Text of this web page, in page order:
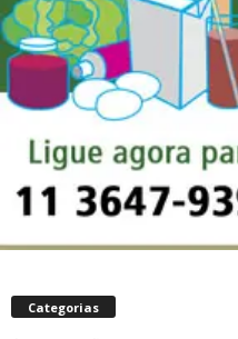
Categorias